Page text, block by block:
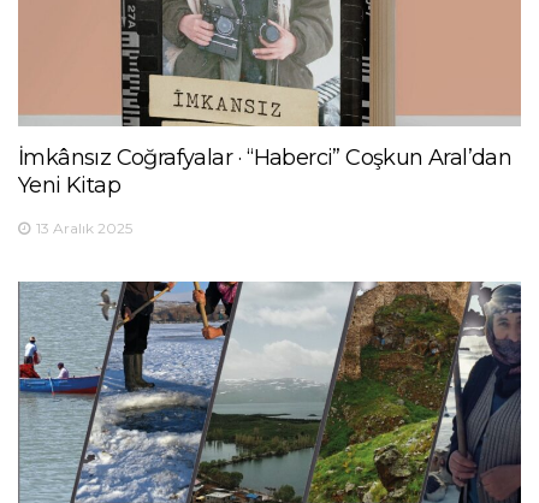
İmkânsız Coğrafyalar · “Haberci” Coşkun Aral’dan
Yeni Kitap
13 Aralık 2025